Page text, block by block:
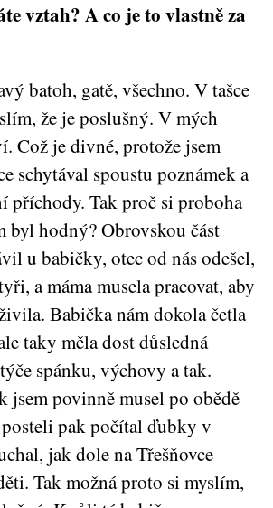
vztah? A co je to vlastně za
batoh, gatě, všechno. V tašce
že je poslušný. V mých
Což je divné, protože jsem
schytával spoustu poznámek a
příchody. Tak proč si proboha
byl hodný? Obrovskou část
u babičky, otec od nás odešel,
a máma musela pracovat, aby
Babička nám dokola četla
taky měla dost důsledná
spánku, výchovy a tak.
jsem povinně musel po obědě
pak počítal ďubky v
jak dole na Třešňovce
Tak možná proto si myslím,